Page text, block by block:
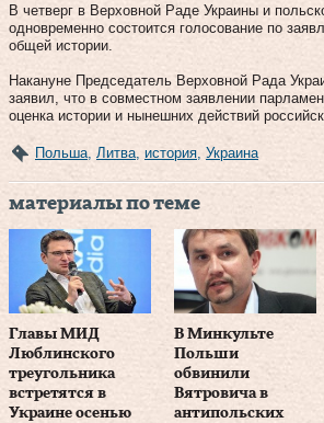
В четверг в Верховной Раде Украины и
одновременно состоится голосование по
общей истории.
Накануне Председатель Верховной Рада
заявил, что в совместном заявлении
оценка истории и нынешних действий
Польша Литва история Украина
материалы по теме
Главы МИД
Люблинского
треугольника
встретятся в
Украине осенью
В Минкульте
Польши
обвинили
Вятровича в
антипольских